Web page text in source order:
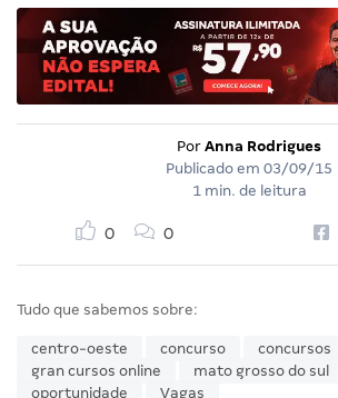
Por Anna Rodrigues
Publicado em 03/09/15
1 min. de leitura
0 0
Tudo que sabemos sobre:
centro-oeste concurso concursos
gran cursos online
mato grosso do sul
oportunidade
Vagas